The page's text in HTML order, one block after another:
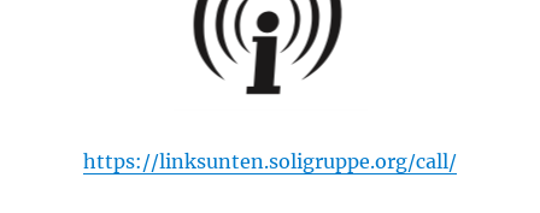
https://linksunten.soligruppe.org/call/